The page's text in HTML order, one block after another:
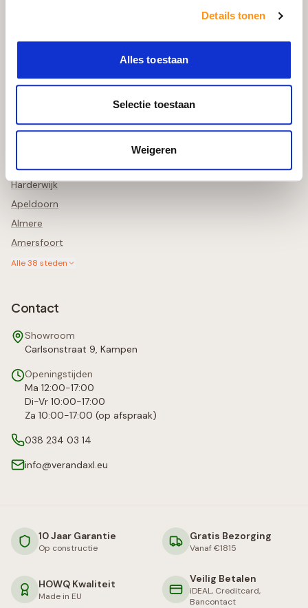
Details tonen
Alles toestaan
Selectie toestaan
Weigeren
Steden in de buurt
Deventer
Meppel
Harderwijk
Apeldoorn
Almere
Amersfoort
Alle38 steden
Contact
Showroom
Carlsonstraat 9, Kampen
Openingstijden
Ma 12:00-17:00
Di-Vr 10:00-17:00
Za 10:00-17:00 (op afspraak)
038 234 03 14
info@verandaxl.eu
10 Jaar Garantie
Op constructie
Gratis Bezorging
Vanaf €1815
HOWQ Kwaliteit
Made in EU
Veilig Betalen
iDEAL, Creditcard,
Bancontact